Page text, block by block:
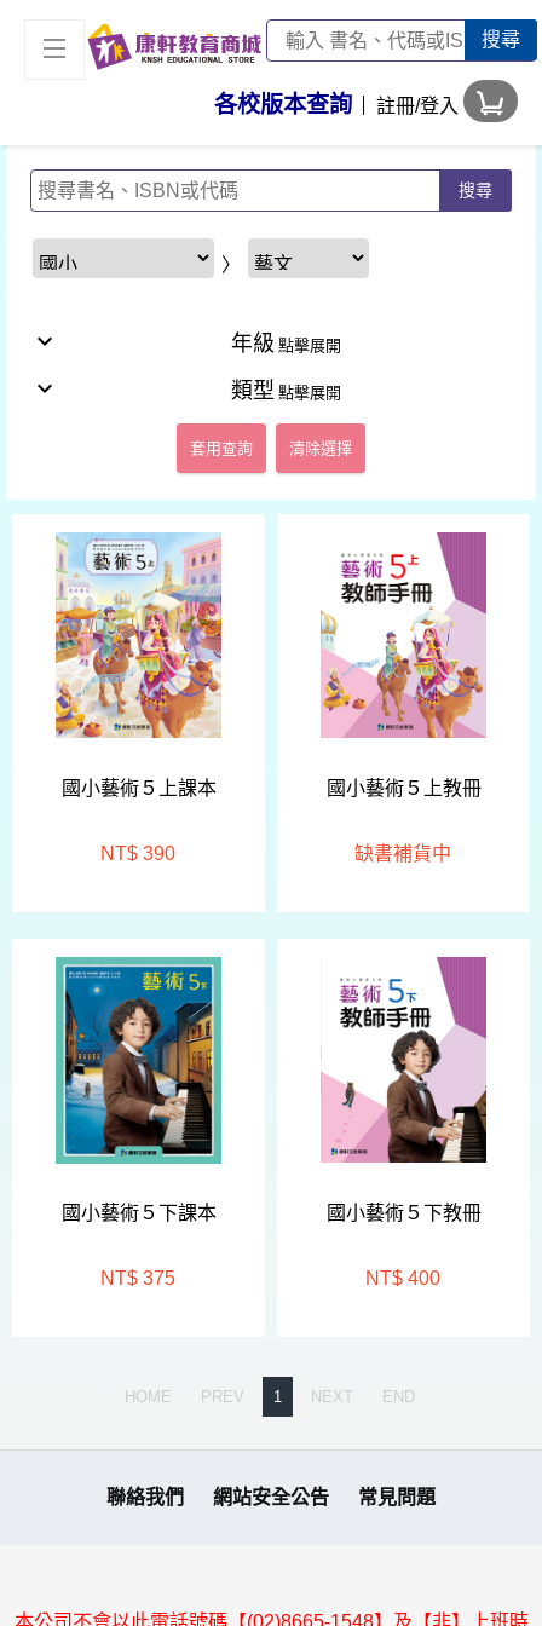
各校版本查詢 註冊/登入
搜尋
搜尋
〉
expand_more 年級
expand_more 類型
套用查詢 清除選擇
國小藝術５上課本
NT$ 390
國小藝術５上教冊
缺書補貨中
國小藝術５下課本
NT$ 375
國小藝術５下教冊
NT$ 400
HOME PREV 1 NEXT END
聯絡我們 網站安全公告 常見問題
本公司不會以此電話號碼【(02)8665-1548】及【非】上班時